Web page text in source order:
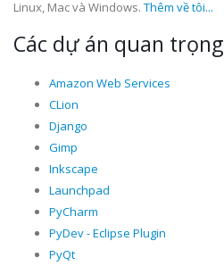
Linux, Mac và Windows. Thêm về tôi...
Các dự án quan trọng
Amazon Web Services
CLion
Django
Gimp
Inkscape
Launchpad
PyCharm
PyDev - Eclipse Plugin
PyQt